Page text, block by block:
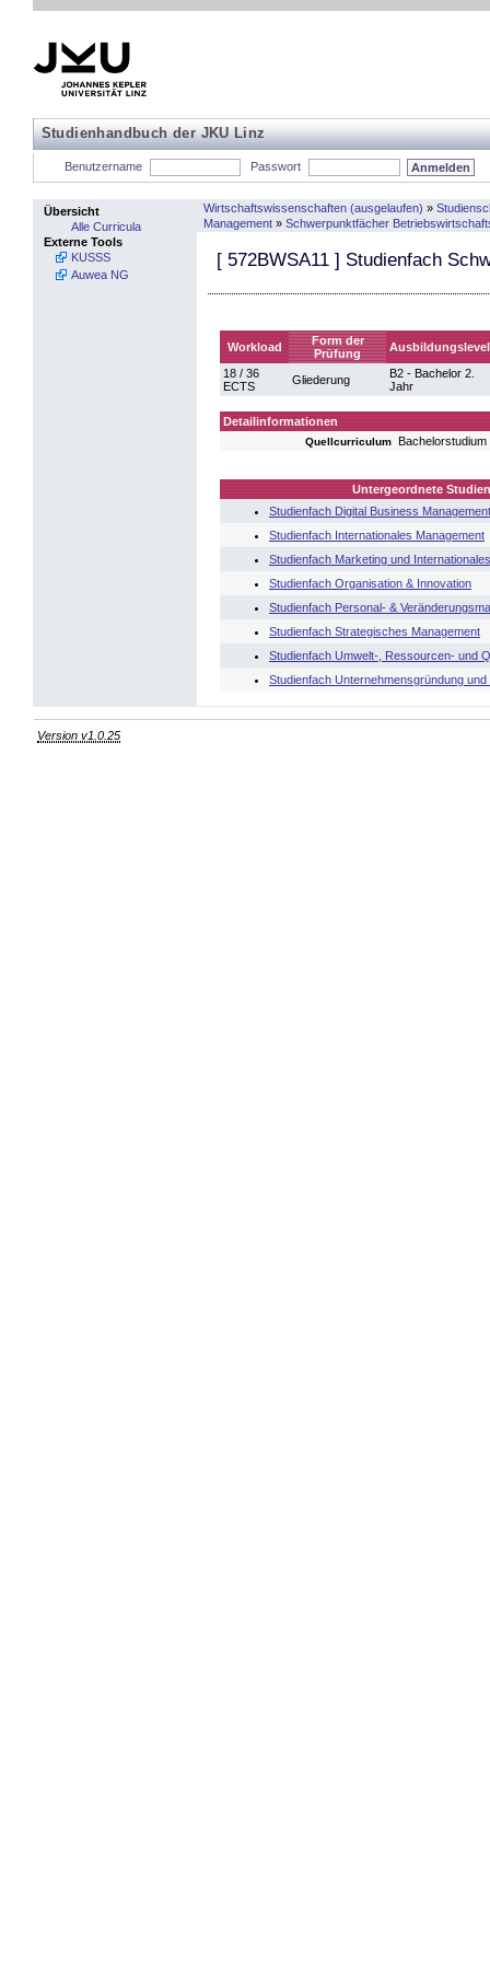
Studienhandbuch der JKU Linz
Benutzername Passwort
Übersicht
Alle Curricula
Externe Tools
KUSSS
Auwea NG
Wirtschaftswissenschaften (ausgelaufen) »
Management » Schwerpunktfächer
[ 572BWSA11 ] Studienfach
Workload
Form der
Prüfung
Ausbildungslevel
18 / 36
ECTS
Gliederung
B2 - Bachelor 2.
Jahr
Detailinformationen
Quellcurriculum
Untergeordnete
Studienfach Digital Business Management
Studienfach Internationales Management
Studienfach Marketing und
Studienfach Organisation & Innovation
Studienfach Personal- &
Studienfach Strategisches Management
Studienfach Umwelt-, Ressourcen- und
Studienfach Unternehmensgründung
Version v1.0.25